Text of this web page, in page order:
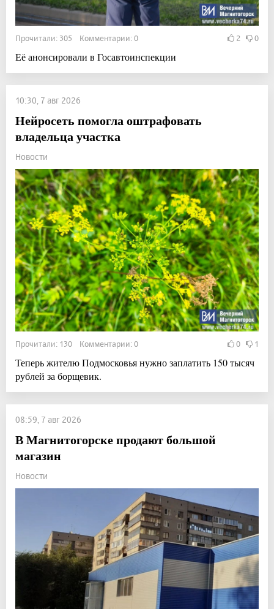
Прочитали: 305 Комментарии: 0 2 0
Её анонсировали в Госавтоинспекции
10:30, 7 авг 2026
Нейросеть помогла оштрафовать
владельца участка
Новости
Прочитали: 130 Комментарии: 0 0 1
Теперь жителю Подмосковья нужно заплатить 150 тысяч
рублей за борщевик.
08:59, 7 авг 2026
В Магнитогорске продают большой
магазин
Новости